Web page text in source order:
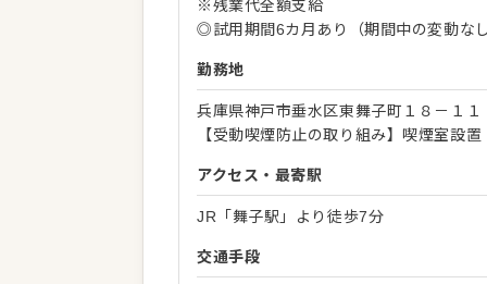
※残業代全額支給
◎試用期間6カ月あり（期間中の変動なし
勤務地
兵庫県神戸市垂水区東舞子町１８－１１
【受動喫煙防止の取り組み】喫煙室設置
アクセス・最寄駅
JR「舞子駅」より徒歩7分
交通手段